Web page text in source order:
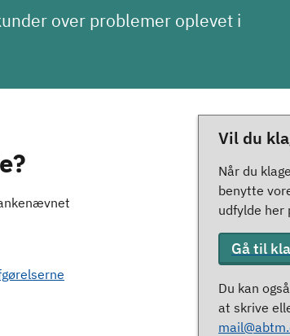
over problemer oplevet i
Vil du
Når du
benytte
udfylde her
Gå til
Du kan
at skrive